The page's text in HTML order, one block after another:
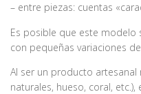
– entre piezas: cuentas
Es posible que este modelo
con pequeñas variaciones
Al ser un producto artesanal
naturales, hueso, coral,